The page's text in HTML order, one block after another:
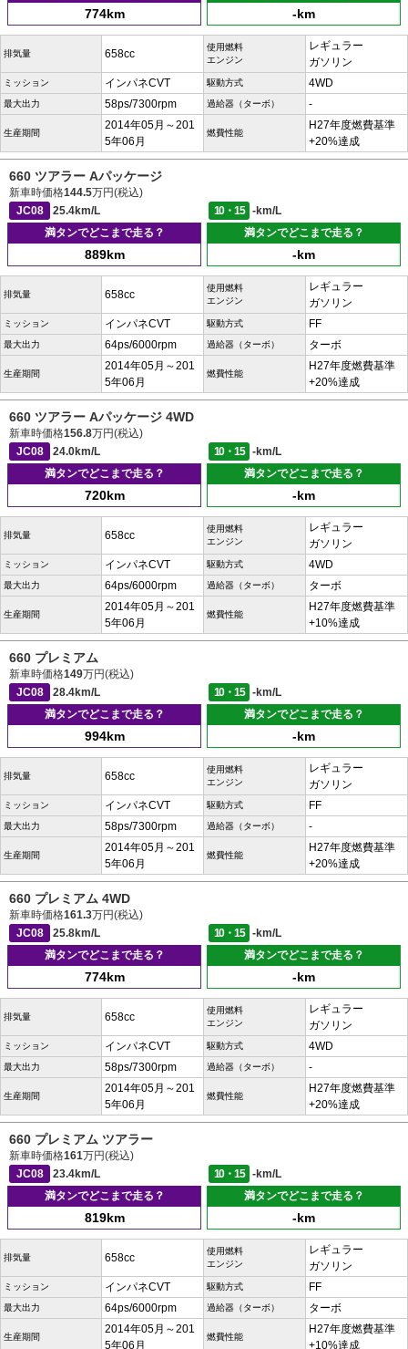
774km -km
排気量 658cc
使用燃料
エンジン
レギュラー
ガソリン
ミッション インパネCVT 駆動方式 4WD
最大出力 58ps/7300rpm 過給器（ターボ） -
生産期間
2014年05月～201
5年06月
燃費性能
H27年度燃費基準
+20%達成
660 ツアラー Aパッケージ
新車時価格144.5万円(税込)
JC08
25.4km/L 10・15
-km/L
満タンでどこまで走る？
889km
満タンでどこまで走る？
-km
排気量 658cc
使用燃料
エンジン
レギュラー
ガソリン
ミッション インパネCVT 駆動方式 FF
最大出力 64ps/6000rpm 過給器（ターボ） ターボ
生産期間
2014年05月～201
5年06月
燃費性能
H27年度燃費基準
+20%達成
660 ツアラー Aパッケージ 4WD
新車時価格156.8万円(税込)
JC08
24.0km/L 10・15
-km/L
満タンでどこまで走る？
720km
満タンでどこまで走る？
-km
排気量 658cc
使用燃料
エンジン
レギュラー
ガソリン
ミッション インパネCVT 駆動方式 4WD
最大出力 64ps/6000rpm 過給器（ターボ） ターボ
生産期間
2014年05月～201
5年06月
燃費性能
H27年度燃費基準
+10%達成
660 プレミアム
新車時価格149万円(税込)
JC08
28.4km/L 10・15
-km/L
満タンでどこまで走る？
994km
満タンでどこまで走る？
-km
排気量 658cc
使用燃料
エンジン
レギュラー
ガソリン
ミッション インパネCVT 駆動方式 FF
最大出力 58ps/7300rpm 過給器（ターボ） -
生産期間
2014年05月～201
5年06月
燃費性能
H27年度燃費基準
+20%達成
660 プレミアム 4WD
新車時価格161.3万円(税込)
JC08
25.8km/L 10・15
-km/L
満タンでどこまで走る？
774km
満タンでどこまで走る？
-km
排気量 658cc
使用燃料
エンジン
レギュラー
ガソリン
ミッション インパネCVT 駆動方式 4WD
最大出力 58ps/7300rpm 過給器（ターボ） -
生産期間
2014年05月～201
5年06月
燃費性能
H27年度燃費基準
+20%達成
660 プレミアム ツアラー
新車時価格161万円(税込)
JC08
23.4km/L 10・15
-km/L
満タンでどこまで走る？
819km
満タンでどこまで走る？
-km
排気量 658cc
使用燃料
エンジン
レギュラー
ガソリン
ミッション インパネCVT 駆動方式 FF
最大出力 64ps/6000rpm 過給器（ターボ） ターボ
生産期間
2014年05月～201
5年06月
燃費性能
H27年度燃費基準
+10%達成